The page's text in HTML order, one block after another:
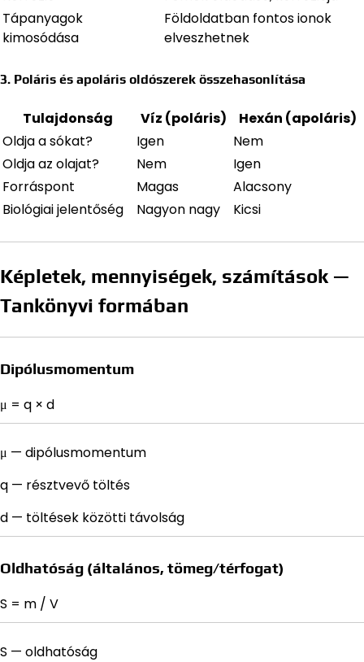
Tápanyagok
kimosódása
Földoldatban fontos ionok
elveszhetnek
3. Poláris és apoláris oldószerek összehasonlítása
Tulajdonság Víz (poláris)
Hexán (apoláris)
Oldja a sókat?
Igen
Nem
Oldja az olajat?
Nem
Igen
Forráspont
Magas
Alacsony
Biológiai jelentőség
Nagyon nagy Kicsi
Képletek, mennyiségek, számítások —
Tankönyvi formában
Dipólusmomentum
μ = q × d
μ — dipólusmomentum
q — résztvevő töltés
d — töltések közötti távolság
Oldhatóság (általános, tömeg/térfogat)
S = m / V
S — oldhatóság